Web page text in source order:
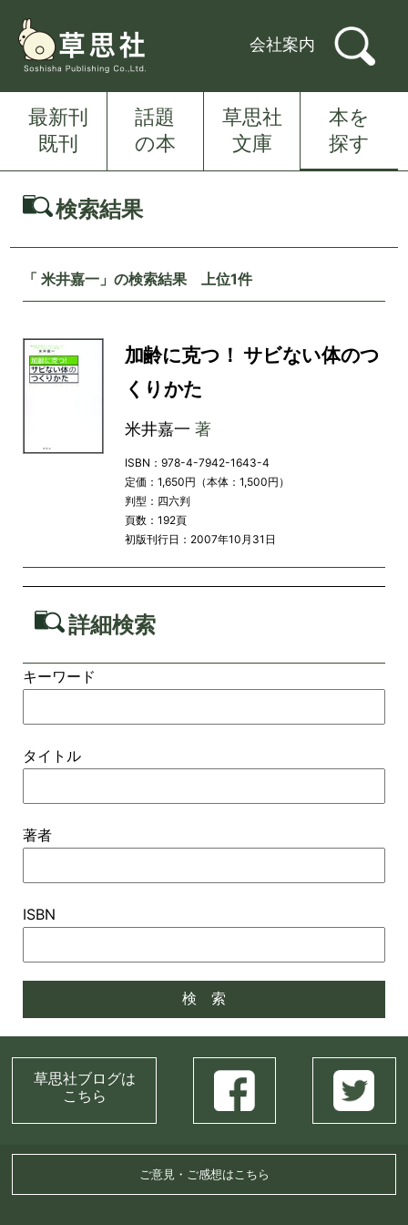
会社案内
最新刊
既刊
話題
の本
草思社
文庫
本を
探す
検索結果
「 米井嘉一」の検索結果 上位1件
加齢に克つ！ サビない体のつ
くりかた
米井嘉一 著
ISBN：978-4-7942-1643-4
定価：1,650円（本体：1,500円）
判型：四六判
頁数：192頁
初版刊行日：2007年10月31日
詳細検索
キーワード
タイトル
著者
ISBN
草思社ブログは
こちら
ご意見・ご感想はこちら